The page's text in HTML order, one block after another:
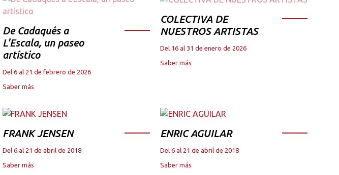
De Cadaqués a
L'Escala, un paseo
artístico
Del 6 al 21 de febrero de 2026
Saber más
COLECTIVA DE
NUESTROS ARTISTAS
Del 16 al 31 de enero de 2026
Saber más
FRANK JENSEN
Del 6 al 21 de abril de 2018
Saber más
ENRIC AGUILAR
Del 6 al 21 de abril de 2018
Saber más